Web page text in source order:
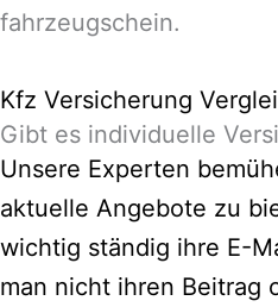
fahrzeugschein.
Kfz Versicherung
Gibt es individuelle
Unsere Experten
aktuelle Angebote zu
wichtig ständig ihre E-
man nicht ihren Beitrag